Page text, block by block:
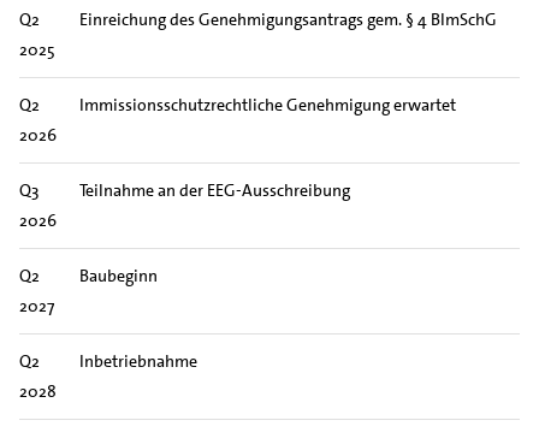
Q2
2025
Einreichung des Genehmigungsantrags gem. § 4 BImSchG
Q2
2026
Immissionsschutzrechtliche Genehmigung erwartet
Q3
2026
Teilnahme an der EEG-Ausschreibung
Q2
2027
Baubeginn
Q2
2028
Inbetriebnahme